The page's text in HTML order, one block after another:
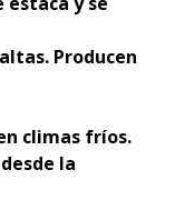
Producen
climas fríos.
la